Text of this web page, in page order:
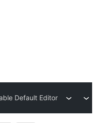
Default Editor